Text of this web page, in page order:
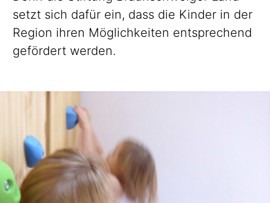
setzt sich dafür ein, dass die Kinder in der
Region ihren Möglichkeiten entsprechend
gefördert werden.